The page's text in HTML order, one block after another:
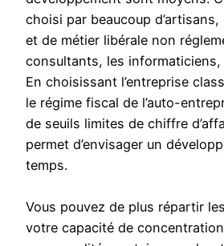
choisi par beaucoup d’artisans,
et de métier libérale non
consultants, les
En choisissant l’entreprise
le régime fiscal de l’auto-
de seuils limites de chiffre
permet d’envisager un
temps.
Vous pouvez de plus répartir
votre capacité de